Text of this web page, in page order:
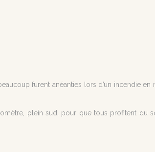
furent anéanties lors d’un incendie en
plein sud, pour que tous profitent du